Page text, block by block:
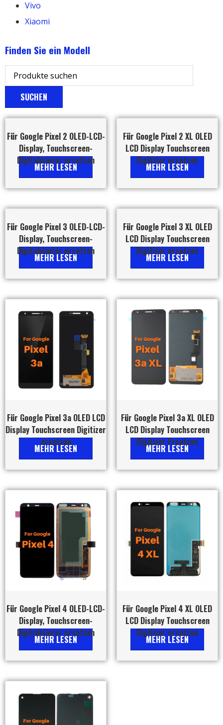
Vivo
Xiaomi
Finden Sie ein Modell
SUCHEN
Für Google Pixel 2 OLED-LCD-
Display, Touchscreen-
Digitalisierer ersetzen
MEHR LESEN
Für Google Pixel 2 XL OLED
LCD Display Touchscreen
Digitizer ersetzen
MEHR LESEN
Für Google Pixel 3 OLED-LCD-
Display, Touchscreen-
Digitalisierer ersetzen
MEHR LESEN
Für Google Pixel 3 XL OLED
LCD Display Touchscreen
Digitizer ersetzen
MEHR LESEN
Für Google Pixel 3a OLED LCD
Display Touchscreen Digitizer
ersetzen
MEHR LESEN
Für Google Pixel 3a XL OLED
LCD Display Touchscreen
Digitizer Ersetzen
MEHR LESEN
Für Google Pixel 4 OLED-LCD-
Display, Touchscreen-
Digitalisierer ersetzen
MEHR LESEN
Für Google Pixel 4 XL OLED
LCD Display Touchscreen
Digitizer ersetzen
MEHR LESEN